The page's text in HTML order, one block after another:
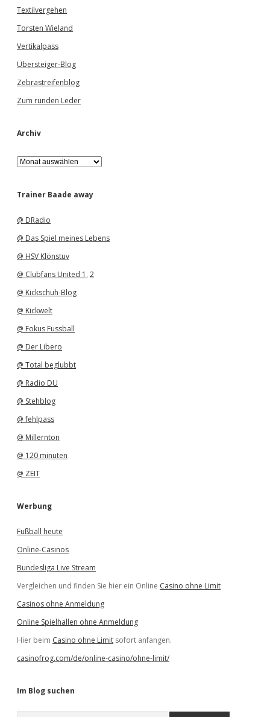
Textilvergehen
Torsten Wieland
Vertikalpass
Übersteiger-Blog
Zebrastreifenblog
Zum runden Leder
Archiv
A
r
h
Trainer Baade away
@ DRadio
@ Das Spiel meines Lebens
@ HSV Klönstuv
@ Clubfans United 1 , 2
@ Kickschuh-Blog
@ Kickwelt
@ Fokus Fussball
@ Der Libero
@ Total beglubbt
@ Radio DU
@ Stehblog
@ fehlpass
@ Millernton
@ 120 minuten
@ ZEIT
Werbung
Fußball heute
Online-Casinos
Bundesliga Live Stream
Vergleichen und finden Sie hier ein Online Casino ohne Limit
Casinos ohne Anmeldung
Online Spielhallen ohne Anmeldung
Hier beim Casino ohne Limit sofort anfangen.
casinofrog.com/de/online-casino/ohne-limit/
Im Blog suchen